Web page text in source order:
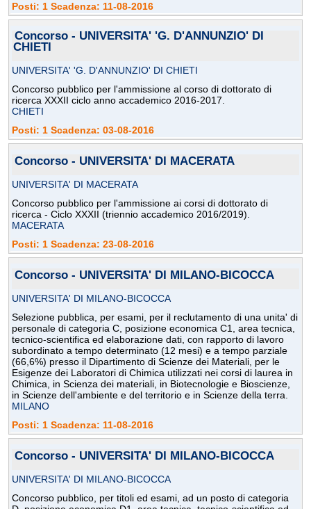
Posti: 1 Scadenza: 11-08-2016
Concorso - UNIVERSITA' 'G. D'ANNUNZIO' DI
CHIETI
UNIVERSITA' 'G. D'ANNUNZIO' DI CHIETI
Concorso pubblico per l'ammissione al corso di dottorato di
ricerca XXXII ciclo anno accademico 2016-2017.
CHIETI
Posti: 1 Scadenza: 03-08-2016
Concorso - UNIVERSITA' DI MACERATA
UNIVERSITA' DI MACERATA
Concorso pubblico per l'ammissione ai corsi di dottorato di
ricerca - Ciclo XXXII (triennio accademico 2016/2019).
MACERATA
Posti: 1 Scadenza: 23-08-2016
Concorso - UNIVERSITA' DI MILANO-BICOCCA
UNIVERSITA' DI MILANO-BICOCCA
Selezione pubblica, per esami, per il reclutamento di una unita' di
personale di categoria C, posizione economica C1, area tecnica,
tecnico-scientifica ed elaborazione dati, con rapporto di lavoro
subordinato a tempo determinato (12 mesi) e a tempo parziale
(66,6%) presso il Dipartimento di Scienze dei Materiali, per le
Esigenze dei Laboratori di Chimica utilizzati nei corsi di laurea in
Chimica, in Scienza dei materiali, in Biotecnologie e Bioscienze,
in Scienze dell'ambiente e del territorio e in Scienze della terra.
MILANO
Posti: 1 Scadenza: 11-08-2016
Concorso - UNIVERSITA' DI MILANO-BICOCCA
UNIVERSITA' DI MILANO-BICOCCA
Concorso pubblico, per titoli ed esami, ad un posto di categoria